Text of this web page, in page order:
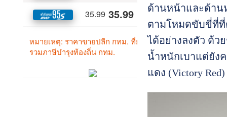
ด้านหน้าและด้าน
ตามโหมดขับขี่ที่ที่
ได้อย่างลงตัว ด้ว
น้ำหนักเบาแต่ยัง
แดง (Victory